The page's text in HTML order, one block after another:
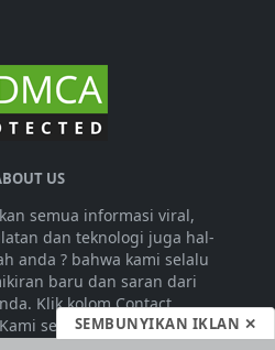
US
semua informasi viral,
dan teknologi juga hal-
anda ? bahwa kami selalu
baru dan saran dari
Klik kolom Contact
segera. HORAS
SEMBUNYIKAN IKLAN ✕